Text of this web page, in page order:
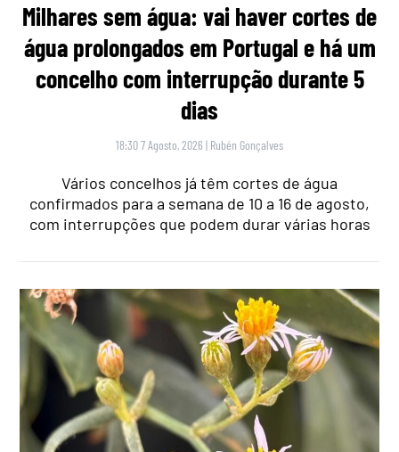
Milhares sem água: vai haver cortes de
água prolongados em Portugal e há um
concelho com interrupção durante 5
dias
18:30 7 Agosto, 2026 | Rubén Gonçalves
Vários concelhos já têm cortes de água
confirmados para a semana de 10 a 16 de agosto,
com interrupções que podem durar várias horas